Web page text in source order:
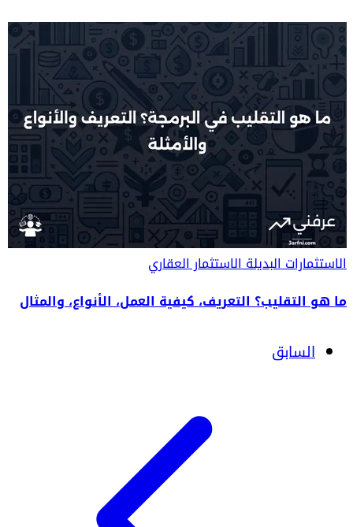
الاستثمارات البديلةالاستثمار العقاري
ما هو التقليب؟ التعريف، كيفية العمل، الأنواع، والمثال
السابق